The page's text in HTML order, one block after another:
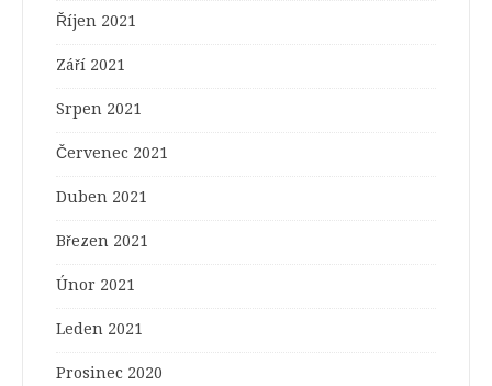
Říjen 2021
Září 2021
Srpen 2021
Červenec 2021
Duben 2021
Březen 2021
Únor 2021
Leden 2021
Prosinec 2020